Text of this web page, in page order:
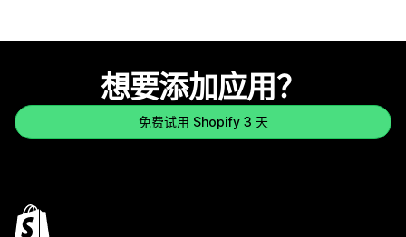
想要添加应用？
免费试用 Shopify 3 天